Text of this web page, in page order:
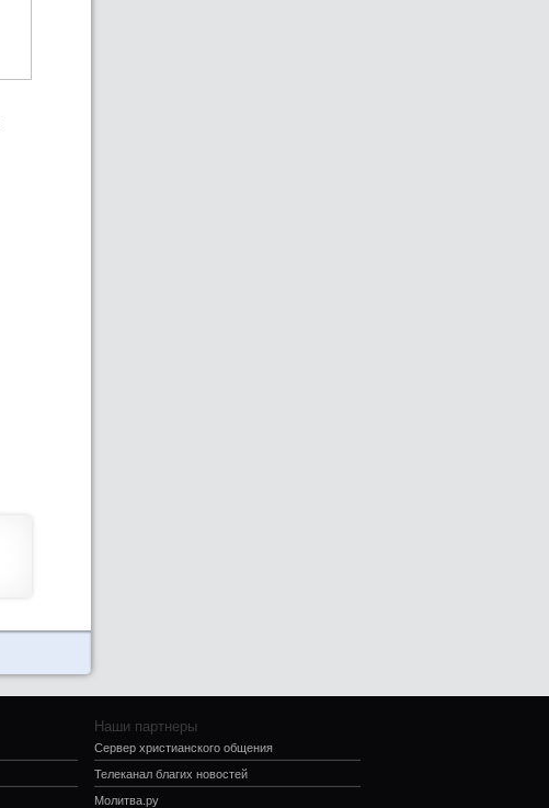
Наши партнеры
Сервер христианского общения
Телеканал благих новостей
Молитва.ру